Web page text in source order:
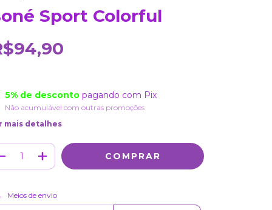
Sport Colorful
5% de descontopagando com Pix
Não acumulável com outras promoções
mais detalhes
para o CEP:
Meios de envio